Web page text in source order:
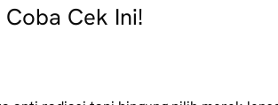
Cek Ini!